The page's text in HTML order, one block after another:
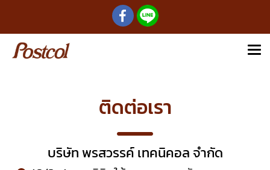
ติดต่อเรา
บริษัท พรสวรรค์ เทคนิคอล จำกัด